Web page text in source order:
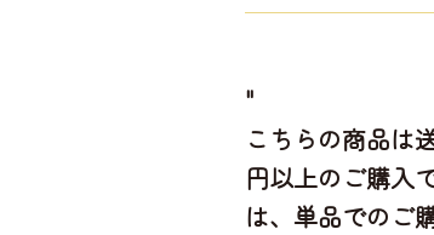
"
こちらの商品は
円以上のご購入
は、単品でのご